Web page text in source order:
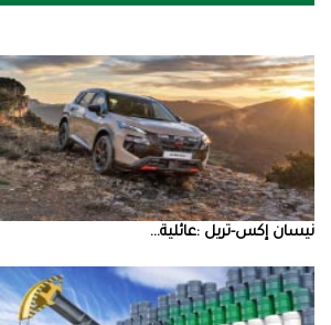
نيسان‭ ‬إكس‭-‬تريل‭: ‬عائلية‭ ...